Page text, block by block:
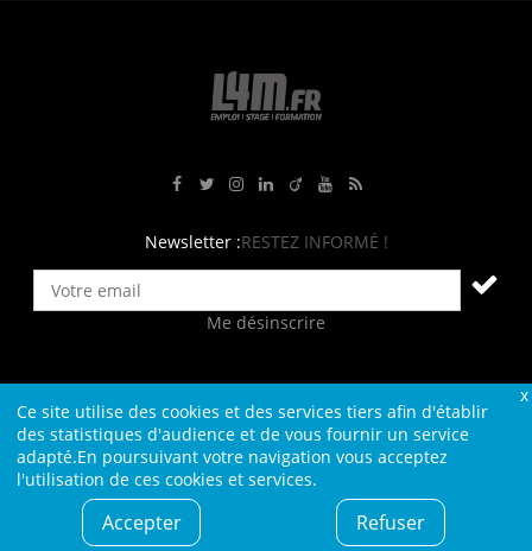
Ce site utilise des cookies et des services tiers afin d'établir
des statistiques d'audience et de vous fournir un service
adapté.En poursuivant votre navigation vous acceptez
l'utilisation de ces cookies et services.
Accepter Refuser
Newsletter :RESTEZ INFORMÉ !
Me désinscrire
Contact Plan du site Qui sommes-nous ?
Liens
Charte L4M
Conditions Générales
Cookies et confidentialité
Informations légales